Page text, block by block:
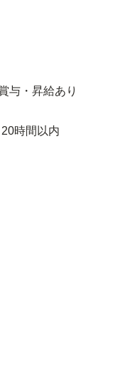
与・昇給あり
時間以内